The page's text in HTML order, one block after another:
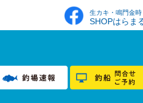
生カキ・鳴門金
SHOPはらま